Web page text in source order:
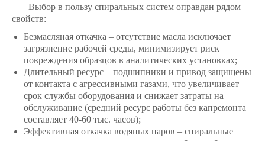
Выбор в пользу спиральных систем оправдан рядом
свойств:
Безмасляная откачка – отсутствие масла исключает
загрязнение рабочей среды, минимизирует риск
повреждения образцов в аналитических установках;
Длительный ресурс – подшипники и привод защищены
от контакта с агрессивными газами, что увеличивает
срок службы оборудования и снижает затраты на
обслуживание (средний ресурс работы без капремонта
составляет 40-60 тыс. часов);
Эффективная откачка водяных паров – спиральные